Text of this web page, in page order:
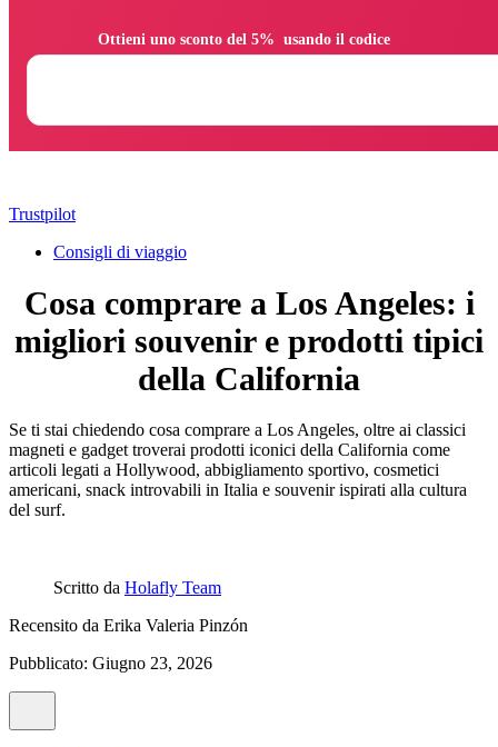
Trustpilot
Consigli di viaggio
Cosa comprare a Los Angeles: i
migliori souvenir e prodotti tipici
della California
Se ti stai chiedendo cosa comprare a Los Angeles, oltre ai classici
magneti e gadget troverai prodotti iconici della California come
articoli legati a Hollywood, abbigliamento sportivo, cosmetici
americani, snack introvabili in Italia e souvenir ispirati alla cultura
del surf.
Scritto da Holafly Team
Recensito da Erika Valeria Pinzón
Pubblicato: Giugno 23, 2026